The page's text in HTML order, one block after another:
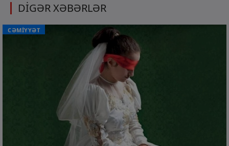
DİGƏR XƏBƏRLƏR
CƏMİYYƏT